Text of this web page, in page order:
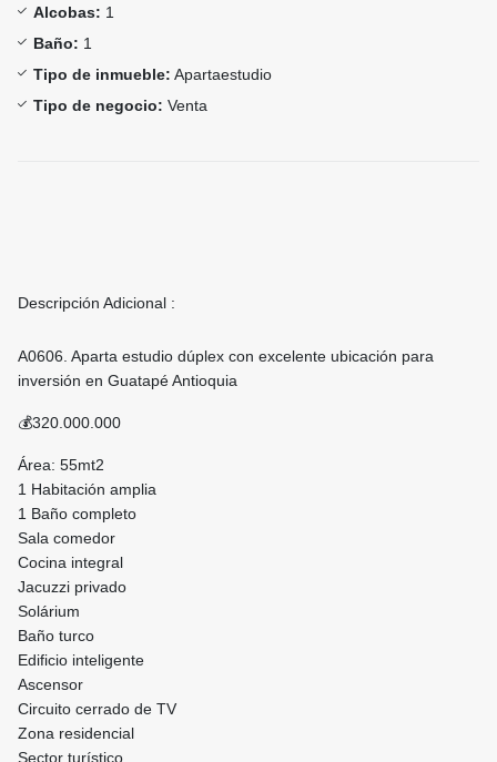
Alcobas: 1
Baño: 1
Tipo de inmueble: Apartaestudio
Tipo de negocio: Venta
Descripción Adicional :
A0606. Aparta estudio dúplex con excelente ubicación para
inversión en Guatapé Antioquia
💰320.000.000
Área: 55mt2
1 Habitación amplia
1 Baño completo
Sala comedor
Cocina integral
Jacuzzi privado
Solárium
Baño turco
Edificio inteligente
Ascensor
Circuito cerrado de TV
Zona residencial
Sector turístico